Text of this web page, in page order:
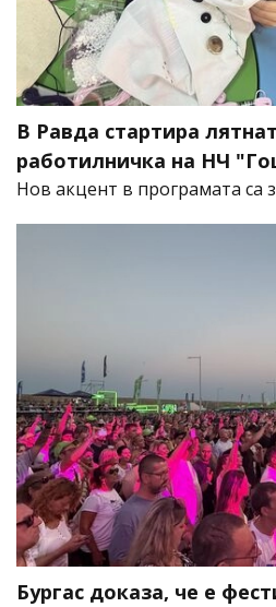
В Равда стартира
работилничка на НЧ
Нов акцент в програмата са
Бургас доказа, че е